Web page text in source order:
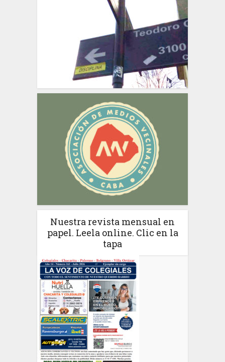
Nuestra revista mensual en
papel. Leela online. Clic en la
tapa